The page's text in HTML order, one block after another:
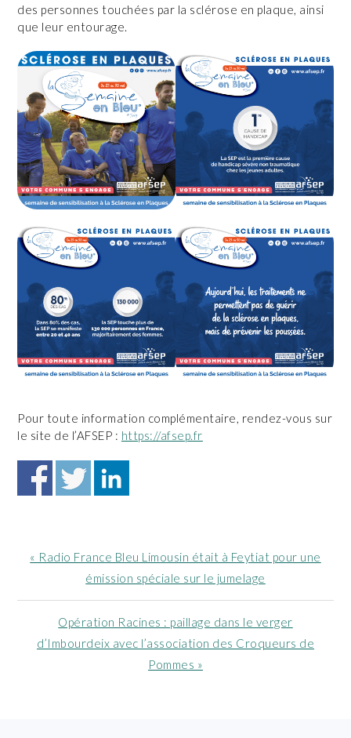
des personnes touchées par la sclérose en plaque, ainsi
que leur entourage.
Pour toute information complémentaire, rendez-vous sur
le site de l’AFSEP : https://afsep.fr
Article
précédent
:
« Radio France Bleu Limousin était à Feytiat pour une
émission spéciale sur le jumelage
Article
suivant
Opération Racines : paillage dans le verger
d’Imbourdeix avec l’association des Croqueurs de
Pommes »